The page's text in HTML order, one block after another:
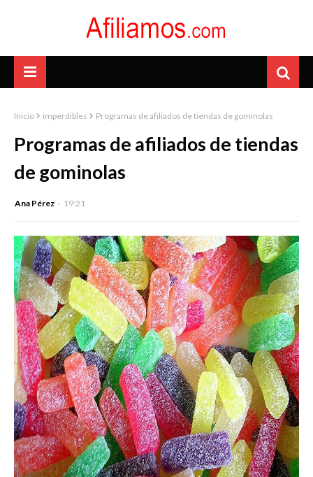
Inicio imperdibles Programas de afiliados de tiendas de gominolas
Programas de afiliados de tiendas
de gominolas
Ana Pérez 19:21